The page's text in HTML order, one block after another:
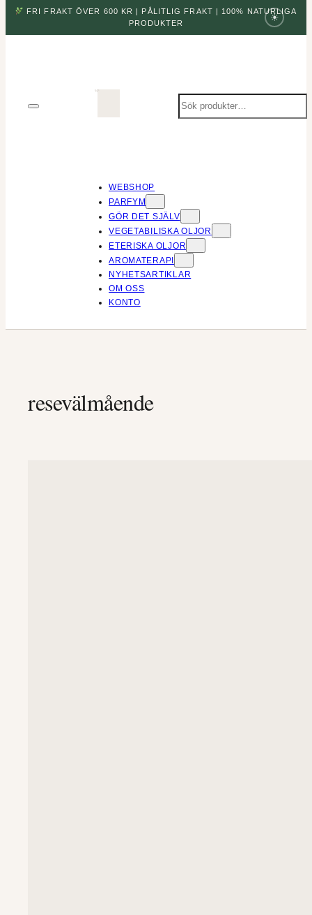
FRI FRAKT ÖVER 600 KR | PÅLITLIG FRAKT | 100% NATURLIGA
PRODUKTER
☀
Sök
produkter
WEBSHOP
PARFYM
GÖR DET SJÄLV
VEGETABILISKA OLJOR
ETERISKA OLJOR
AROMATERAPI
NYHETSARTIKLAR
OM OSS
KONTO
resevälmående